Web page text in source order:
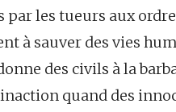
les tueurs aux
à sauver des vies
des civils à la
quand des